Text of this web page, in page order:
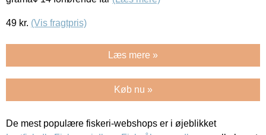
49 kr. (Vis fragtpris)
Læs mere »
Køb nu »
De mest populære fiskeri-webshops er i øjeblikket